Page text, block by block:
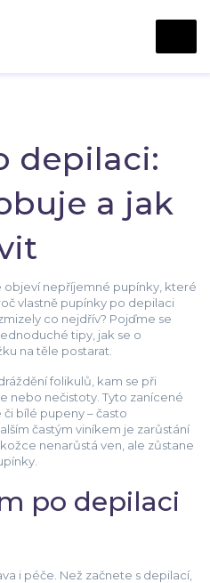
depilaci:
a jak
objeví nepříjemné pupínky, které
vlastně pupínky po depilaci
co nejdřív? Pojďme se
tipy, jak se o
na těle postarat.
folikulů, kam se při
nebo nečistoty. Tyto zanícené
bílé pupeny – často
častým viníkem je zarůstání
nenarůstá ven, ale zůstane
po depilaci
i péče. Než začnete s depilací,